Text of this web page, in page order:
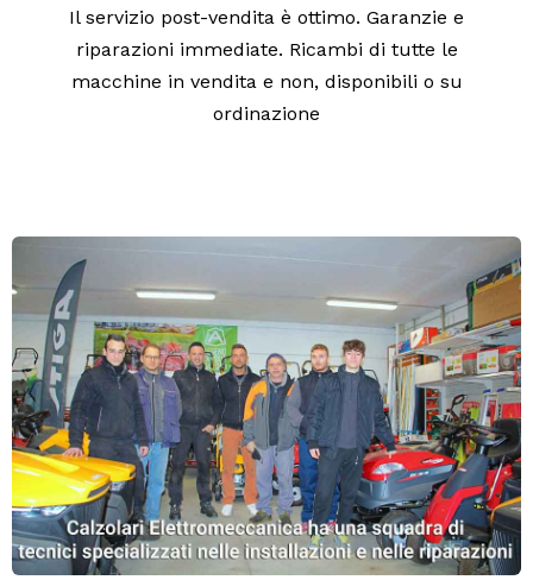
Il servizio post-vendita è ottimo. Garanzie e
riparazioni immediate. Ricambi di tutte le
macchine in vendita e non, disponibili o su
ordinazione